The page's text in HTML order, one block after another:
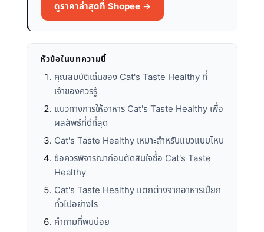
ดูราคาล่าสุดที่ Shopee →
หัวข้อในบทความนี้
คุณสมบัติเด่นของ Cat's Taste Healthy ที่
เจ้าของควรรู้
แนวทางการให้อาหาร Cat's Taste Healthy เพื่อ
ผลลัพธ์ที่ดีที่สุด
Cat's Taste Healthy เหมาะสำหรับแมวแบบไหน
ข้อควรพิจารณาก่อนตัดสินใจซื้อ Cat's Taste
Healthy
Cat's Taste Healthy แตกต่างจากอาหารเปียก
ทั่วไปอย่างไร
คำถามที่พบบ่อย